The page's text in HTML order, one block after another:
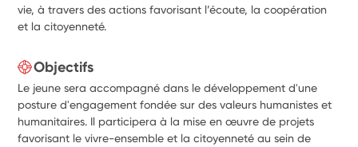
vie, à travers des actions favorisant l’écoute, la coopération
et la citoyenneté.
Objectifs
Le jeune sera accompagné dans le développement d'une
posture d'engagement fondée sur des valeurs humanistes et
humanitaires. Il participera à la mise en œuvre de projets
favorisant le vivre-ensemble et la citoyenneté au sein de